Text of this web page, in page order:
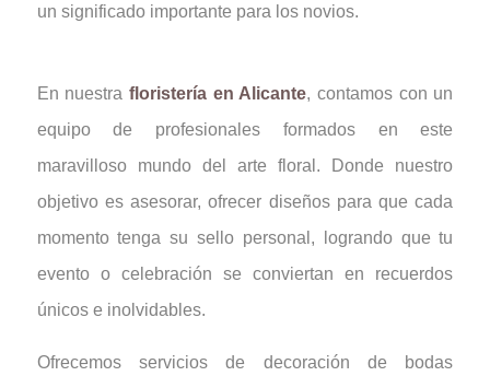
un significado importante para los novios.
En nuestra floristería en Alicante, contamos con un
equipo de profesionales formados en este
maravilloso mundo del arte floral. Donde nuestro
objetivo es asesorar, ofrecer diseños para que cada
momento tenga su sello personal, logrando que tu
evento o celebración se conviertan en recuerdos
únicos e inolvidables.
Ofrecemos servicios de decoración de bodas